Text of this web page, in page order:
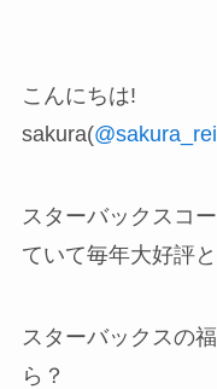
こんにちは!
sakura(
スターバックスコ
ていて毎年大好評
スターバックスの
ら？